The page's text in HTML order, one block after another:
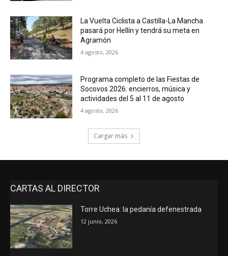
La Vuelta Ciclista a Castilla-La Mancha
pasará por Hellín y tendrá su meta en
Agramón
4 agosto, 2026
Programa completo de las Fiestas de
Socovos 2026: encierros, música y
actividades del 5 al 11 de agosto
4 agosto, 2026
Cargar más
CARTAS AL DIRECTOR
Torre Uchea: la pedanía defenestrada
12 junio, 2026